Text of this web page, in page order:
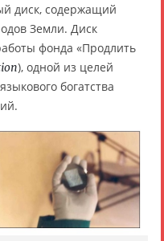
диск, содержащий
Земли. Диск
фонда «Продлить
), одной из целей
богатства